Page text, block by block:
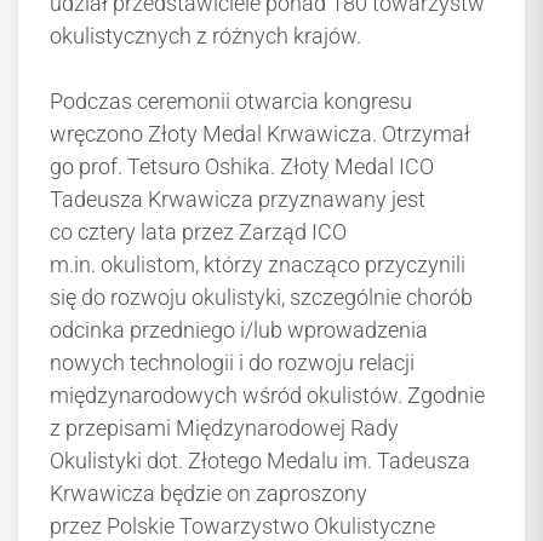
okulistycznych z różnych krajów.
Podczas ceremonii otwarcia kongresu
wręczono Złoty Medal Krwawicza. Otrzymał
go prof. Tetsuro Oshika. Złoty Medal ICO
Tadeusza Krwawicza przyznawany jest
co cztery lata przez Zarząd ICO
m.in. okulistom, którzy znacząco przyczynili
się do rozwoju okulistyki, szczególnie chorób
odcinka przedniego i/lub wprowadzenia
nowych technologii i do rozwoju relacji
międzynarodowych wśród okulistów. Zgodnie
z przepisami Międzynarodowej Rady
Okulistyki dot. Złotego Medalu im. Tadeusza
Krwawicza będzie on zaproszony
przez Polskie Towarzystwo Okulistyczne